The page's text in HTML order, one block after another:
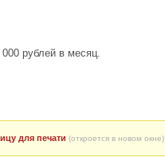
рублей в месяц.
для печати (откроется в новом окне)